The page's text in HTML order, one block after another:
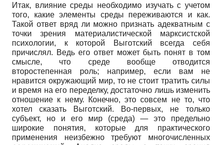
Итак, влияние среды необходимо изучать с учетом
того, какие элементы среды переживаются и как.
Такой ответ вряд ли можно признать адекватным с
точки зрения материалистической марксистской
психологии, к которой Выготский всегда себя
причислял. Ведь его ответ может быть понят в том
смысле, что среде вообще отводится
второстепенная роль; например, если вам не
нравится окружающий мир, то не стоит тратить силы
и время на его переделку, достаточно лишь изменить
отношение к нему. Конечно, это совсем не то, что
хотел сказать Выготский. Во-первых, не только
субъект, но и его мир (среда) — это предельно
широкие понятия, которые для практического
применения неизбежно требуют многочисленных